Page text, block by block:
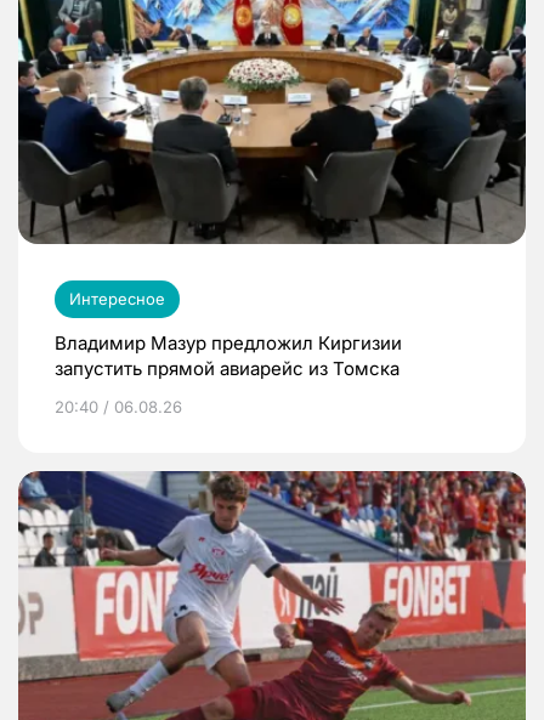
Интересное
Владимир Мазур предложил Киргизии
запустить прямой авиарейс из Томска
20:40 / 06.08.26